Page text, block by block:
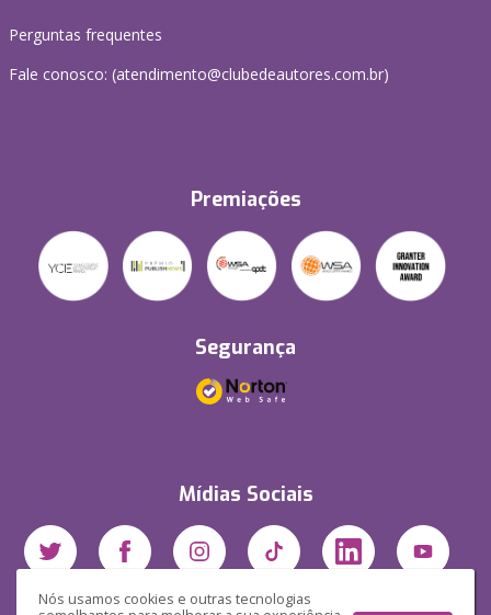
Nós usamos cookies e outras tecnologias
Perguntas frequentes
Fale conosco: (atendimento@clubedeautores.com.br)
Premiações
Segurança
Mídias Sociais